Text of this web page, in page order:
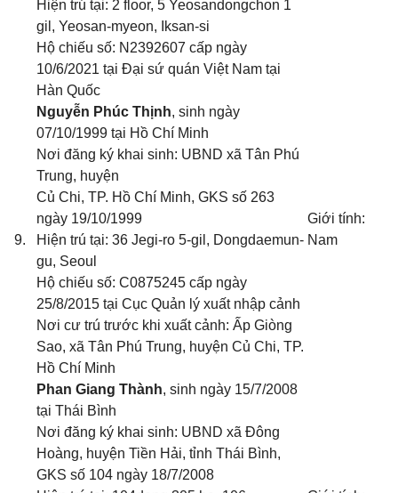
Hiện trú tại: 2 floor, 5 Yeosandongchon 1
gil, Yeosan-myeon, Iksan-si
Hộ chiếu số: N2392607 cấp ngày
10/6/2021 tại Đại sứ quán Việt Nam tại
Hàn Quốc
9.
Nguyễn Phúc Thịnh, sinh ngày
07/10/1999 tại Hồ Chí Minh
Nơi đăng ký khai sinh: UBND xã Tân Phú
Trung, huyện
Củ Chi, TP. Hồ Chí Minh, GKS số 263
ngày 19/10/1999
Hiện trú tại: 36 Jegi-ro 5-gil, Dongdaemun-
gu, Seoul
Hộ chiếu số: C0875245 cấp ngày
25/8/2015 tại Cục Quản lý xuất nhập cảnh
Nơi cư trú trước khi xuất cảnh: Ấp Giòng
Sao, xã Tân Phú Trung, huyện Củ Chi, TP.
Hồ Chí Minh
Giới tính:
Nam
Phan Giang Thành, sinh ngày 15/7/2008
tại Thái Bình
Nơi đăng ký khai sinh: UBND xã Đông
Hoàng, huyện Tiền Hải, tỉnh Thái Bình,
GKS số 104 ngày 18/7/2008